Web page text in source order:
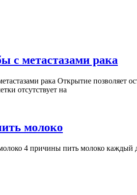
с метастазами рака
рака Открытие позволяет
отсутствует на
молоко
кому
4 причины пить молоко